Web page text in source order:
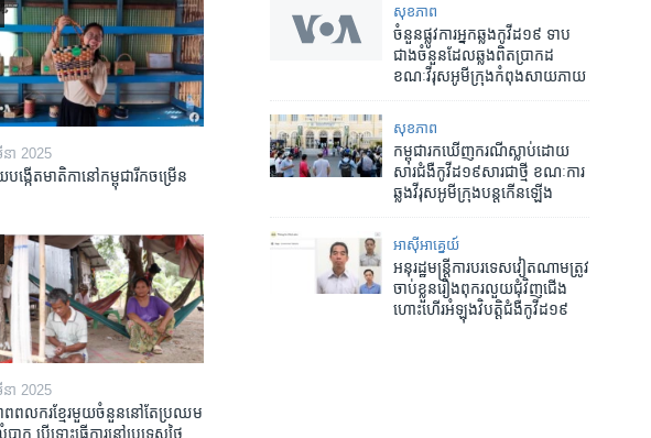
សុខភាព
ចំនួន​ផ្លូវការ​អ្នក​ឆ្លង​កូវីដ១៩ ​ទាប​
ជាង​ចំនួន​ដែល​ឆ្លង​ពិត​ប្រាកដ​
ខណៈ​វីរុស​អូមីក្រុង​កំពុង​សាយ​ភាយ
សុខភាព
កម្ពុជា​រកឃើញ​ករណី​ស្លាប់​ដោយ​
សារ​ជំងឺ​កូវីដ១៩​សារ​ជាថ្មី​ ខណៈ​ការ​
ឆ្លង​វីរុស​អូមីក្រុង​បន្ត​កើន​ឡើង​
អាស៊ី​អាគ្នេយ៍
អនុ​រដ្ឋមន្ត្រី​ការបរទេស​វៀតណាម​ត្រូវ​​
ចាប់ខ្លួន​​រឿង​ពុករលួយ​ជុំវិញ​​ជើង​
ហោះហើរ​អំឡុង​​វិបត្តិ​ជំងឺកូវីដ១៩
ា 2025
ង្កើត​មាតិកា​នៅ​កម្ពុជា​រីក​ចម្រើន
ា 2025
ពពលករខ្មែរមួយចំនួននៅតែប្រឈម
បាក បើទោះធ្វើការនៅប្រទេសថៃ